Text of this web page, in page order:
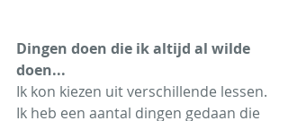
Dingen doen die ik altijd al wilde
doen...
Ik kon kiezen uit verschillende lessen.
Ik heb een aantal dingen gedaan die